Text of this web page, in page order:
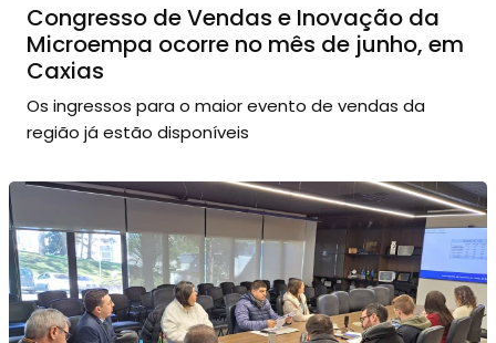
Congresso de Vendas e Inovação da
Microempa ocorre no mês de junho, em
Caxias
Os ingressos para o maior evento de vendas da
região já estão disponíveis